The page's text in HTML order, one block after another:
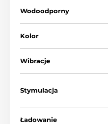
Wodoodporny
Kolor
Wibracje
Stymulacja
Ładowanie